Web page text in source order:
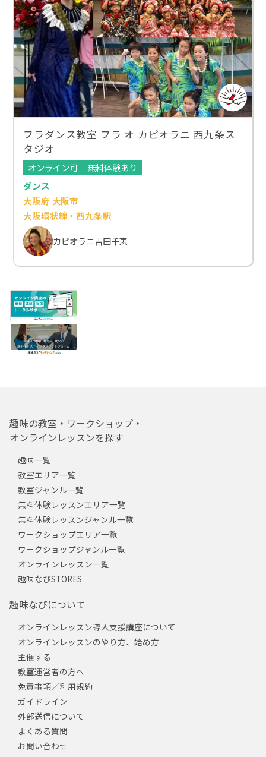
フラダンス教室 フラ オ カピオラニ 西九条ス
タジオ
オンライン可
無料体験あり
ダンス
大阪府 大阪市
大阪環状線・西九条駅
カピオラニ吉田千恵
趣味の教室・ワークショップ・
オンラインレッスンを探す
趣味一覧
教室エリア一覧
教室ジャンル一覧
無料体験レッスンエリア一覧
無料体験レッスンジャンル一覧
ワークショップエリア一覧
ワークショップジャンル一覧
オンラインレッスン一覧
趣味なびSTORES
趣味なびについて
オンラインレッスン導入支援講座について
オンラインレッスンのやり方、始め方
主催する
教室運営者の方へ
免責事項／利用規約
ガイドライン
外部送信について
よくある質問
お問い合わせ